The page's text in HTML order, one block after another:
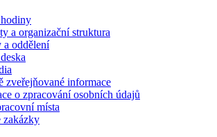
a organizační struktura
a oddělení
zveřejňované informace
o zpracování osobních údajů
místa
zakázky